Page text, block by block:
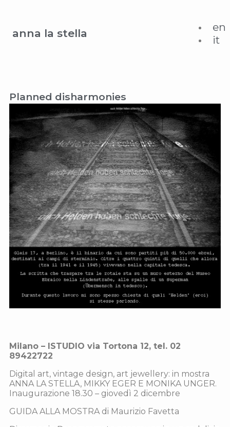
anna la stella
en
it
Planned disharmonies
Milano – ISTUDIO via Tortona 12, tel. 02
89422722
Digital art, vintage design, art jewellery: in mostra
ANNA LA STELLA, MIKKY EGER E MONIKA UNGER.
Inaugurazione 18.30 – giovedì 2 dicembre
GUIDA ALLA MOSTRA di Maurizio Favetta